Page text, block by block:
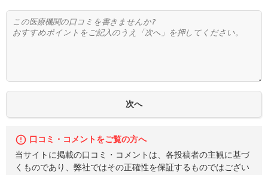
口コミ・コメントをご覧の方へ
当サイトに掲載の口コミ・コメントは、各投稿者の主観に基づ
くものであり、弊社ではその正確性を保証するものではござい